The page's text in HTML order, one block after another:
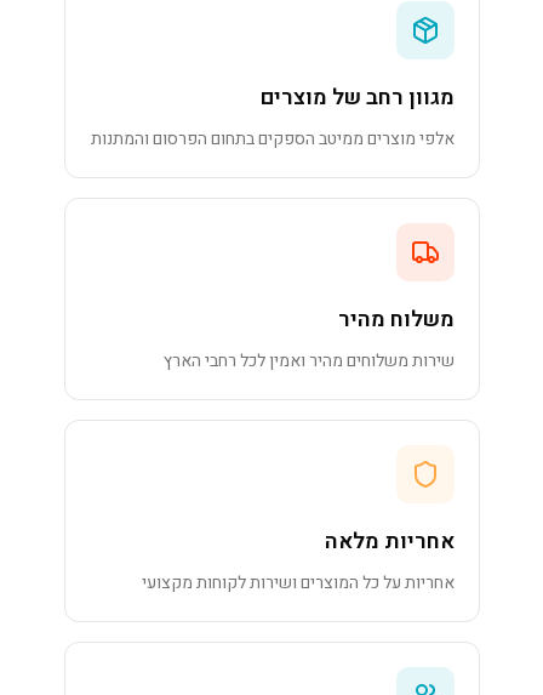
מגוון רחב של מוצרים
אלפי מוצרים ממיטב הספקים בתחום הפרסום והמתנות
משלוח מהיר
שירות משלוחים מהיר ואמין לכל רחבי הארץ
אחריות מלאה
אחריות על כל המוצרים ושירות לקוחות מקצועי